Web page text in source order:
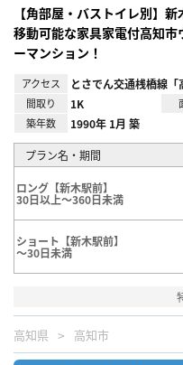
【角部屋・バストイレ別
移動可能な家具家電付高知
ーマンション！
アクセス とさでん交通桟橋線「
間取り 1K
築年数 1990年 1月 築
プラン名・期間
ロング【新木駅前】
30日以上～360日未満
ショート【新木駅前】
～30日未満
高知県 高知市